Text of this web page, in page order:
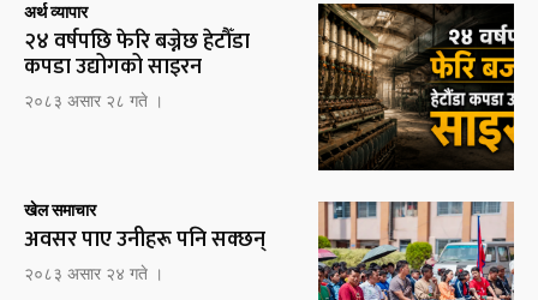
अर्थ व्यापार
२४ वर्षपछि फेरि बज्नेछ हेटौँडा
कपडा उद्योगको साइरन
२०८३ असार २८ गते ।
खेल समाचार
अवसर पाए उनीहरू पनि सक्छन्
२०८३ असार २४ गते ।